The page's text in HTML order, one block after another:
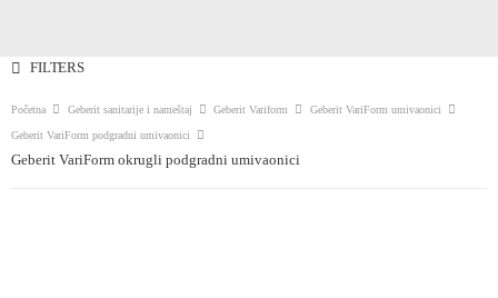
FILTERS
Početna Geberit sanitarije i nameštaj Geberit Variform Geberit VariForm umivaonici
Geberit VariForm podgradni umivaonici
Geberit VariForm okrugli podgradni umivaonici